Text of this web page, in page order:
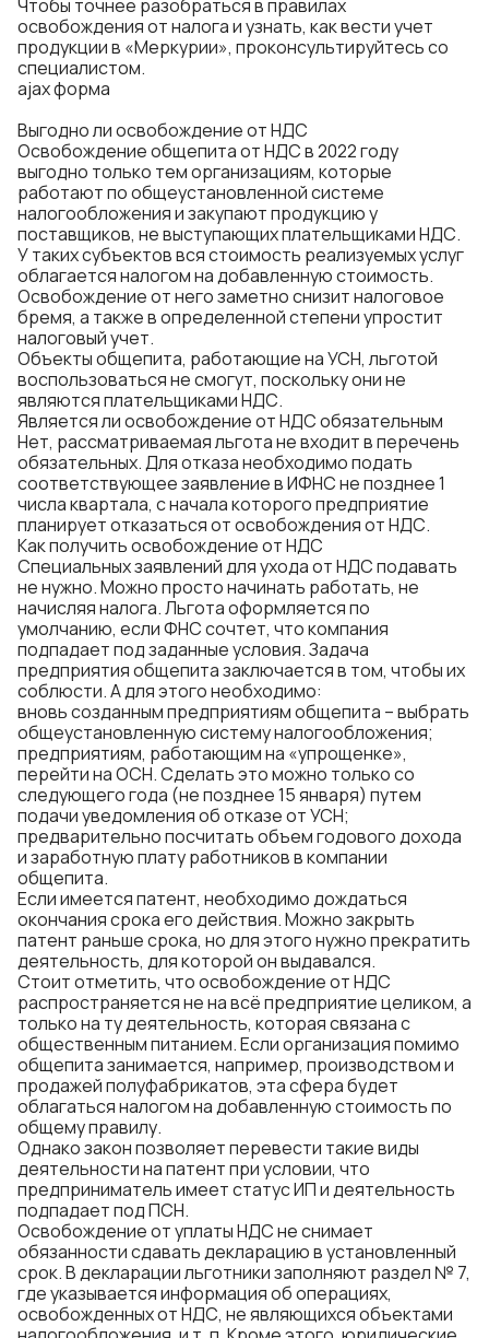
Чтобы точнее разобраться в правилах
освобождения от налога и узнать, как вести учет
продукции в «Меркурии», проконсультируйтесь со
специалистом.
ajax форма
Выгодно ли освобождение от НДС
Освобождение общепита от НДС в 2022 году
выгодно только тем организациям, которые
работают по общеустановленной системе
налогообложения и закупают продукцию у
поставщиков, не выступающих плательщиками НДС.
У таких субъектов вся стоимость реализуемых услуг
облагается налогом на добавленную стоимость.
Освобождение от него заметно снизит налоговое
бремя, а также в определенной степени упростит
налоговый учет.
Объекты общепита, работающие на УСН, льготой
воспользоваться не смогут, поскольку они не
являются плательщиками НДС.
Является ли освобождение от НДС обязательным
Нет, рассматриваемая льгота не входит в перечень
обязательных. Для отказа необходимо подать
соответствующее заявление в ИФНС не позднее 1
числа квартала, с начала которого предприятие
планирует отказаться от освобождения от НДС.
Как получить освобождение от НДС
Специальных заявлений для ухода от НДС подавать
не нужно. Можно просто начинать работать, не
начисляя налога. Льгота оформляется по
умолчанию, если ФНС сочтет, что компания
подпадает под заданные условия. Задача
предприятия общепита заключается в том, чтобы их
соблюсти. А для этого необходимо:
вновь созданным предприятиям общепита – выбрать
общеустановленную систему налогообложения;
предприятиям, работающим на «упрощенке»,
перейти на ОСН. Сделать это можно только со
следующего года (не позднее 15 января) путем
подачи уведомления об отказе от УСН;
предварительно посчитать объем годового дохода
и заработную плату работников в компании
общепита.
Если имеется патент, необходимо дождаться
окончания срока его действия. Можно закрыть
патент раньше срока, но для этого нужно прекратить
деятельность, для которой он выдавался.
Стоит отметить, что освобождение от НДС
распространяется не на всё предприятие целиком, а
только на ту деятельность, которая связана с
общественным питанием. Если организация помимо
общепита занимается, например, производством и
продажей полуфабрикатов, эта сфера будет
облагаться налогом на добавленную стоимость по
общему правилу.
Однако закон позволяет перевести такие виды
деятельности на патент при условии, что
предприниматель имеет статус ИП и деятельность
подпадает под ПСН.
Освобождение от уплаты НДС не снимает
обязанности сдавать декларацию в установленный
срок. В декларации льготники заполняют раздел № 7,
где указывается информация об операциях,
освобожденных от НДС, не являющихся объектами